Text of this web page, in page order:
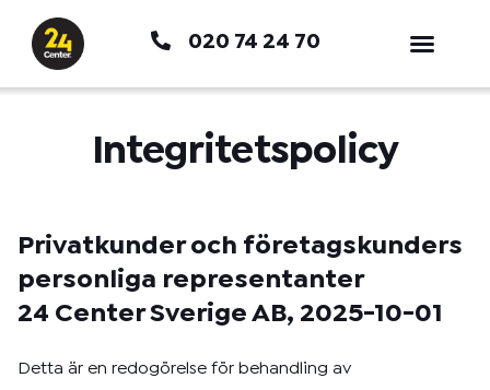
innehåll
020 74 24 70
Integritetspolicy
Privatkunder och företagskunders
personliga representanter
24 Center Sverige AB, 2025-10-01
Detta är en redogörelse för behandling av